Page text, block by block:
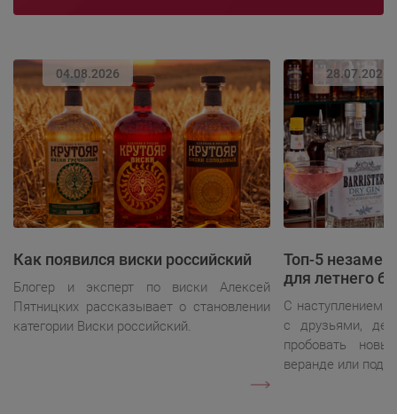
04.08.2026
Как появился виски российский
Блогер и эксперт по виски Алексей
Пятницких рассказывает о становлении
категории Виски российский.
28.07.2026
Топ-5
для летнего
С наступлением
с друзьями,
пробовать
веранде или под